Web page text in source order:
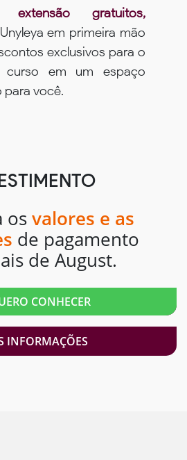
gratuitos,
em primeira mão
exclusivos para o
curso em um espaço
para você.
os valores e as
de pagamento
de August.
CONHECER
INFORMAÇÕES